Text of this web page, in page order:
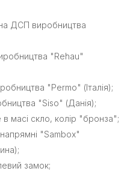
ДСП виробництва
"Rehau"
"Permo" (Італія);
"Siso" (Данія);
масі скло, колір "бронза";
"Sambox"
замок;